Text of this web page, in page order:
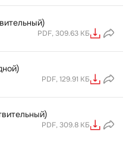
PDF, 309.63 КБ
PDF, 129.91 КБ
PDF, 309.8 КБ